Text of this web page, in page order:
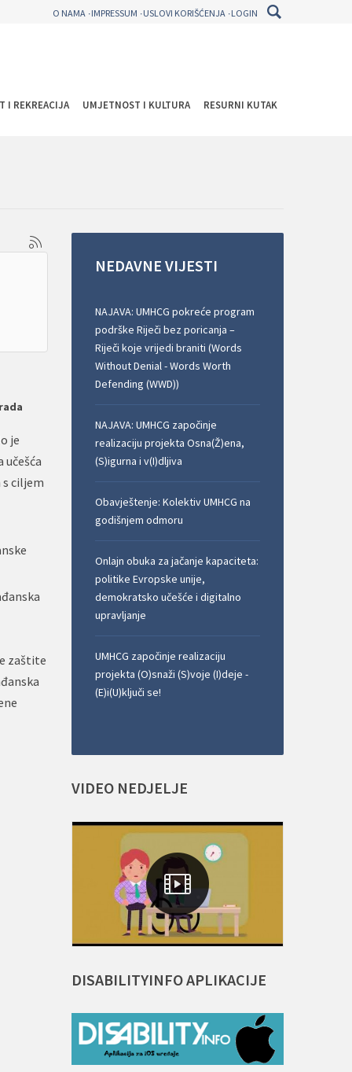
O NAMA IMPRESSUM USLOVI KORIŠĆENJA LOGIN
I REKREACIJA UMJETNOST I KULTURA RESURNI KUTAK
je
ciljem
zaštite
NEDAVNE VIJESTI
NAJAVA: UMHCG pokreće program
podrške Riječi bez poricanja –
Riječi koje vrijedi braniti (Words
Without Denial - Words Worth
Defending (WWD))
NAJAVA: UMHCG započinje
realizaciju projekta Osna(Ž)ena,
(S)igurna i v(I)dljiva
Obavještenje: Kolektiv UMHCG na
godišnjem odmoru
Onlajn obuka za jačanje kapaciteta:
politike Evropske unije,
demokratsko učešće i digitalno
upravljanje
UMHCG započinje realizaciju
projekta (O)snaži (S)voje (I)deje -
(E)i(U)ključi se!
VIDEO NEDJELJE
DISABILITYINFOAPLIKACIJE